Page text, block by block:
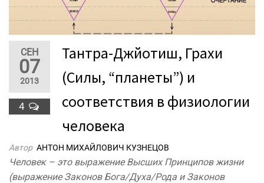
СЕН
07
2013
4
Тантра-Джйотиш, Грахи
(Силы, “планеты”) и
соответствия в физиологии
человека
Автор АНТОН МИХАЙЛОВИЧ КУЗНЕЦОВ
Человек – это выражение Высших Принципов жизни
(выражение Законов Бога/Духа/Рода и Законов